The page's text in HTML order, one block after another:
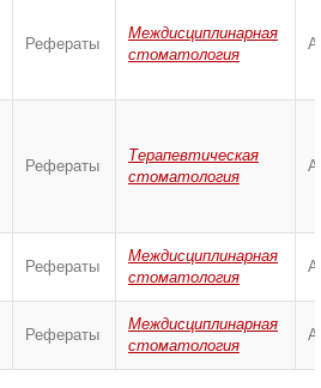
Рефераты
Междисциплинарная
стоматология
Рефераты
Терапевтическая
стоматология
Рефераты
Междисциплинарная
стоматология
Рефераты
Междисциплинарная
стоматология